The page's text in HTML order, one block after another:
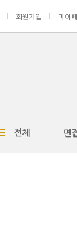
회원가입 마이
전체 면